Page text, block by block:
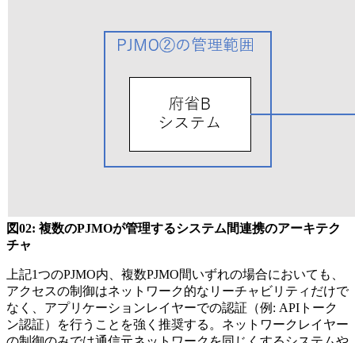
図02: 複数のPJMOが管理するシステム間連携のアーキテク
チャ
上記1つのPJMO内、複数PJMO間いずれの場合においても、
アクセスの制御はネットワーク的なリーチャビリティだけで
なく、アプリケーションレイヤーでの認証（例: APIトーク
ン認証）を行うことを強く推奨する。ネットワークレイヤー